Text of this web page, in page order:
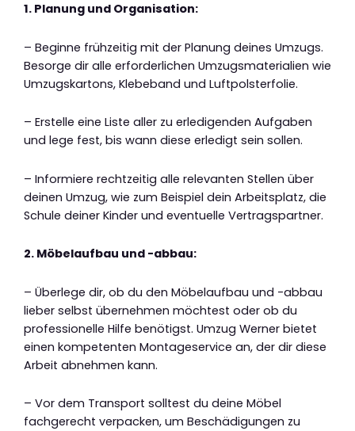
1. Planung und Organisation:
– Beginne frühzeitig mit der Planung deines Umzugs.
Besorge dir alle erforderlichen Umzugsmaterialien wie
Umzugskartons, Klebeband und Luftpolsterfolie.
– Erstelle eine Liste aller zu erledigenden Aufgaben
und lege fest, bis wann diese erledigt sein sollen.
– Informiere rechtzeitig alle relevanten Stellen über
deinen Umzug, wie zum Beispiel dein Arbeitsplatz, die
Schule deiner Kinder und eventuelle Vertragspartner.
2. Möbelaufbau und -abbau:
– Überlege dir, ob du den Möbelaufbau und -abbau
lieber selbst übernehmen möchtest oder ob du
professionelle Hilfe benötigst. Umzug Werner bietet
einen kompetenten Montageservice an, der dir diese
Arbeit abnehmen kann.
– Vor dem Transport solltest du deine Möbel
fachgerecht verpacken, um Beschädigungen zu